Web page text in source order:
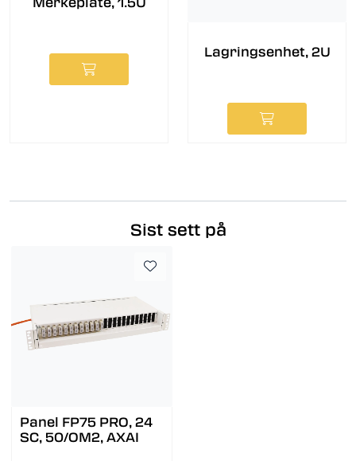
Lagringsenhet, 2U
Sist sett på
Panel FP75 PRO, 24
SC, 50/OM2, AXAI